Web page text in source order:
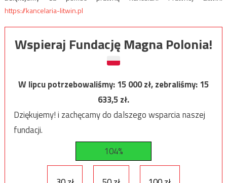
https://kancelaria-litwin.pl
Wspieraj Fundację Magna Polonia!
W lipcu potrzebowaliśmy:15 000zł, zebraliśmy:15
633,5zł.
Dziękujemy! i zachęcamy do dalszego wsparcia naszej
fundacji.
104%